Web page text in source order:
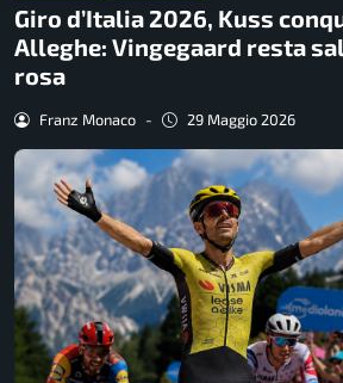
Giro d’Italia 2026, Kuss
Alleghe: Vingegaard resta
rosa
Franz Monaco - 29 Maggio 2026